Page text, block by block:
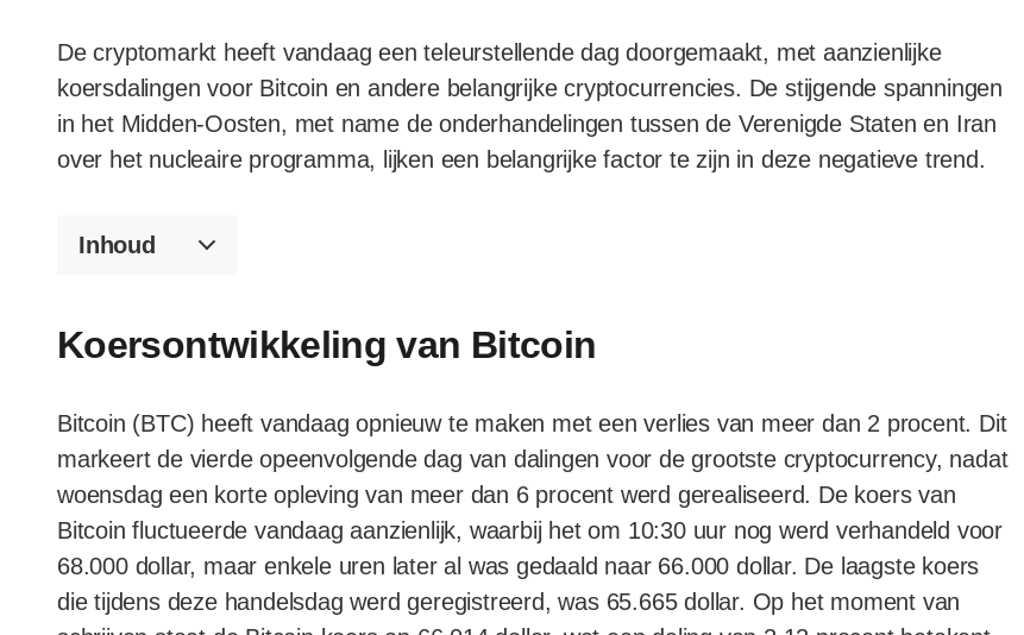
De cryptomarkt heeft vandaag een teleurstellende dag doorgemaakt, met aanzienlijke
koersdalingen voor Bitcoin en andere belangrijke cryptocurrencies. De stijgende spanningen
in het Midden-Oosten, met name de onderhandelingen tussen de Verenigde Staten en Iran
over het nucleaire programma, lijken een belangrijke factor te zijn in deze negatieve trend.
Inhoud
Koersontwikkeling van Bitcoin
Bitcoin (BTC) heeft vandaag opnieuw te maken met een verlies van meer dan 2 procent. Dit
markeert de vierde opeenvolgende dag van dalingen voor de grootste cryptocurrency, nadat
woensdag een korte opleving van meer dan 6 procent werd gerealiseerd. De koers van
Bitcoin fluctueerde vandaag aanzienlijk, waarbij het om 10:30 uur nog werd verhandeld voor
68.000 dollar, maar enkele uren later al was gedaald naar 66.000 dollar. De laagste koers
die tijdens deze handelsdag werd geregistreerd, was 65.665 dollar. Op het moment van